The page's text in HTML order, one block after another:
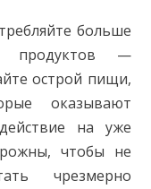
больше
продуктов —
острой пищи,
оказывают
на уже
чтобы не
чрезмерно